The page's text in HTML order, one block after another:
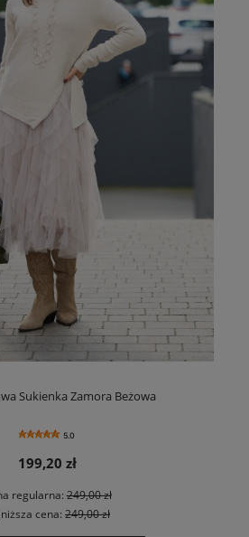
Sukienka Zamora Beżowa
5.0
199,20 zł
regularna:249,00 zł
cena: 249,00 zł